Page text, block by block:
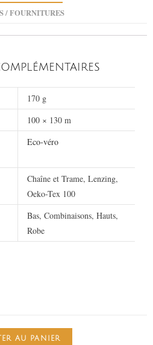
/ FOURNITURES
170 g
100 × 130 m
Eco-véro
Chaîne et Trame, Lenzing,
Oeko-Tex 100
Bas, Combinaisons, Hauts,
Robe
AU PANIER